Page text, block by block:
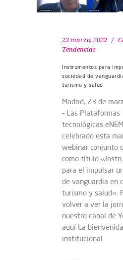
23 marzo, 2022
Tendencias
Instrumentos para
sociedad de
turismo y salud
Madrid, 23 de
– Las Plataformas
tecnológicas
celebrado esta
webinar conjunto
como título
para el impulsar
de vanguardia en
turismo y salud».
volver a ver la
nuestro canal de
aquí La bienvenida
institucional